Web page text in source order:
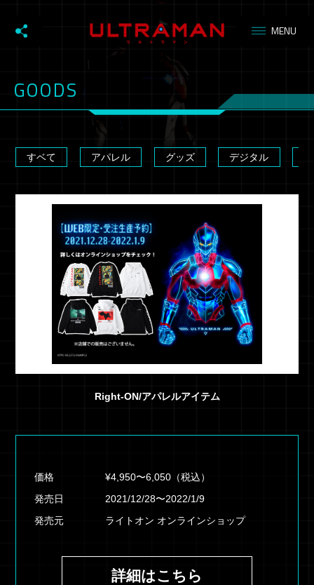
GOODS
すベて アパレル グッズ デジタル
Right-ON/アパレルアイテム
価格
¥4,950〜6,050（税込）
発売日
2021/12/28〜2022/1/9
発売元
ライトオン オンラインショップ
詳細はこちら